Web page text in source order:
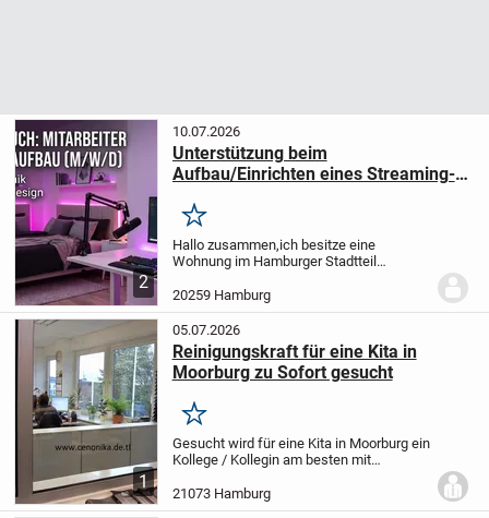
2
10.07.2026
Unterstützung beim
Aufbau/Einrichten eines Streaming-
Hamburg (m/w/d oder Pärchen)
Merken
Hallo zusammen,ich besitze eine
Wohnung im Hamburger Stadtteil
modernen Streaming-Studio einzurichten.
Für die Umsetzung dieses Projekts suche
ich motivierte...
20259 Hamburg
1
05.07.2026
Reinigungskraft für eine Kita in
Moorburg zu Sofort gesucht
Merken
Gesucht wird für eine Kita in Moorburg ein
Kollege / Kollegin am besten mit
eher sehr schlecht ist.
Mo.-FR. ab 17:30 Uhr (Schlüsselobjekt) ...
21073 Hamburg